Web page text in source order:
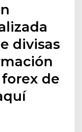
divisas
de